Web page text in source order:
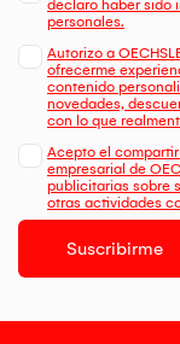
declaro haber sido
personales.
Autorizo a
ofrecerme
contenido
novedades,
con lo que
Acepto el
empresarial de
publicitarias sobre
otras actividades
Suscribirme